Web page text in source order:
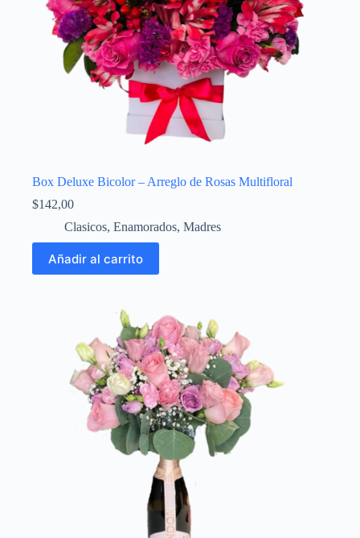
Box Deluxe Bicolor – Arreglo de Rosas Multifloral
$142,00
Clasicos, Enamorados, Madres
Añadir al carrito